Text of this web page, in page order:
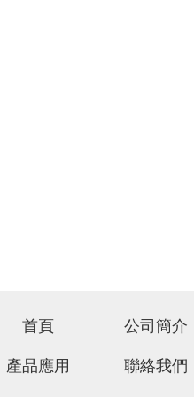
首頁 公司簡介
產品應用 聯絡我們